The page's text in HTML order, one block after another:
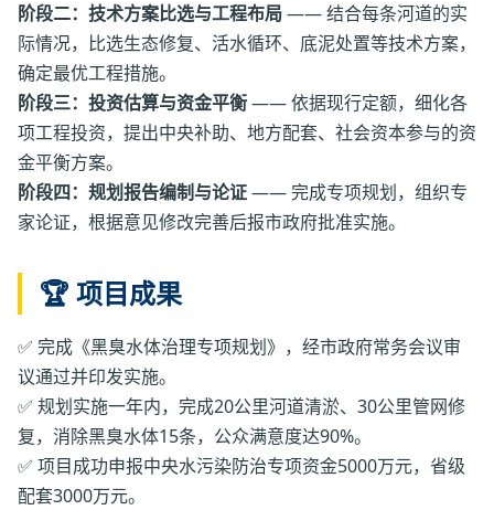
阶段二：技术方案比选与工程布局—— 结合每条河道的实
际情况，比选生态修复、活水循环、底泥处置等技术方案，
确定最优工程措施。
阶段三：投资估算与资金平衡—— 依据现行定额，细化各
项工程投资，提出中央补助、地方配套、社会资本参与的资
金平衡方案。
阶段四：规划报告编制与论证—— 完成专项规划，组织专
家论证，根据意见修改完善后报市政府批准实施。
🏆 项目成果
✅ 完成《黑臭水体治理专项规划》，经市政府常务会议审
议通过并印发实施。
✅ 规划实施一年内，完成20公里河道清淤、30公里管网修
复，消除黑臭水体15条，公众满意度达90%。
✅ 项目成功申报中央水污染防治专项资金5000万元，省级
配套3000万元。